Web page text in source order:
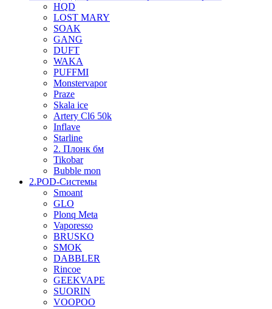
HQD
LOST MARY
SOAK
GANG
DUFT
WAKA
PUFFMI
Monstervapor
Praze
Skala ice
Artery Cl6 50k
Inflave
Starline
2. Плонк бм
Tikobar
Bubble mon
2.POD-Системы
Smoant
GLO
Plonq Meta
Vaporesso
BRUSKO
SMOK
DABBLER
Rincoe
GEEKVAPE
SUORIN
VOOPOO